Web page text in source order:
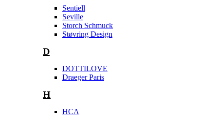
Sentiell
Seville
Storch Schmuck
Støvring Design
D
DOTTILOVE
Draeger Paris
H
HCA